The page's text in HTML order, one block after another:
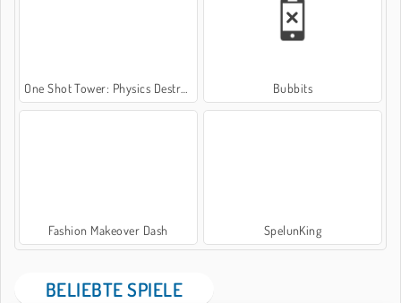
One Shot Tower: Physics Destroyer Bubbits
Fashion Makeover Dash SpelunKing
BELIEBTE SPIELE